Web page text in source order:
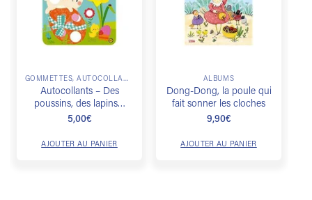
souhaits
GOMMETTES, AUTOCOLLANTS & DÉCALCOS
Autocollants – Des
poussins, des lapins…
5,00€
AJOUTER AU PANIER
souhaits
ALBUMS
Dong-Dong, la poule qui
fait sonner les cloches
9,90€
AJOUTER AU PANIER